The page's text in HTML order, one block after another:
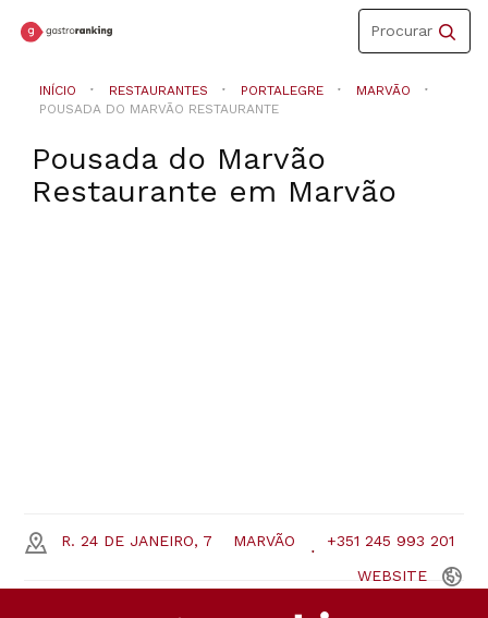
Toggle
navigation
Procurar
INÍCIO RESTAURANTES PORTALEGRE
MARVÃO
POUSADA DO MARVÃO RESTAURANTE
Pousada do Marvão
Restaurante em Marvão
R. 24 DE JANEIRO, 7 MARVÃO +351 245 993 201
WEBSITE